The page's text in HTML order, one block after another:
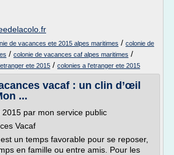
de vacances ete 2015 alpes maritimes / colonie de
/ colonie de vacances caf alpes maritimes /
ete 2015 / colonies a l'etranger ete 2015
vacaf : un clin d’œil
...
par mon service public
Vacaf
un temps favorable pour se reposer,
en famille ou entre amis. Pour les